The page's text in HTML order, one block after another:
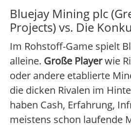
Bluejay Mining plc
Projects) vs. Die
Im Rohstoff-Game spielt
alleine. Große Playerwie
oder andere etablierte
die dicken Rivalen im
haben Cash, Erfahrung,
meistens schon laufende